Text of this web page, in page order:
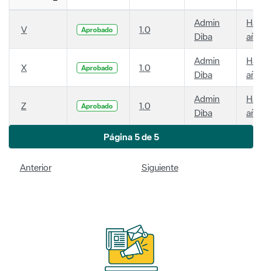
V Aprobado 1.0
Admin
Diba
X Aprobado 1.0
Admin
Diba
Z Aprobado 1.0
Admin
Diba
Página 5 de 5
Anterior Siguiente